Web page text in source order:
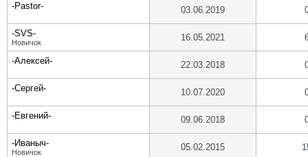
-Pastor- 03.06.2019
-SVS-
Новичок 16.05.2021
-Алексей- 22.03.2018
-Сергей- 10.07.2020
-Евгений- 09.06.2018
-Иваныч-
Новичок 05.02.2015